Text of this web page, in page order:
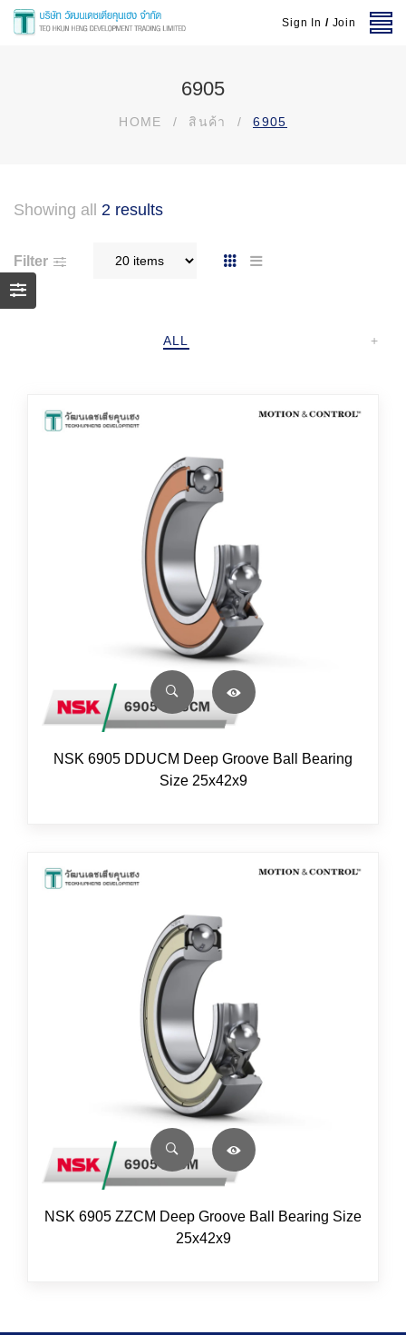
Sign In / Join
6905
HOME / สินค้า / 6905
Showing all 2 results
Filter
ALL +
NSK 6905 DDUCM Deep Groove Ball Bearing
Size 25x42x9
NSK 6905 ZZCM Deep Groove Ball Bearing Size
25x42x9